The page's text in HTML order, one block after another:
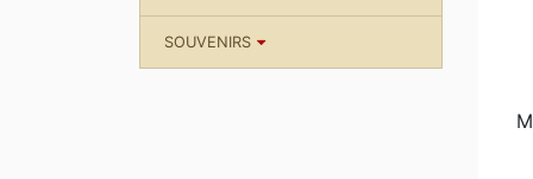
SOUVENIRS